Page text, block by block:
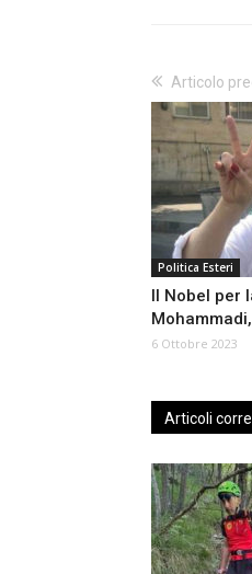
Articolo
Politica Esteri
Il Nobel per
6 Ottobre 2023
Articoli